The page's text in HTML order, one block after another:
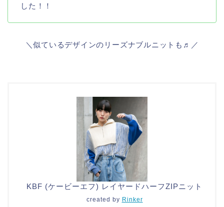
した！！
＼似ているデザインのリーズナブルニットも♬／
KBF (ケービーエフ) レイヤードハーフZIPニット
created by Rinker